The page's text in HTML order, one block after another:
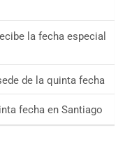
la fecha especial
de la quinta fecha
fecha en Santiago